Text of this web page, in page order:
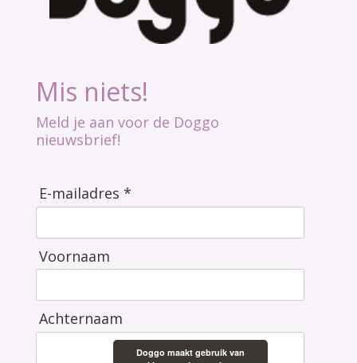
Mis niets!
Meld je aan voor de Doggo
nieuwsbrief!
E-mailadres *
Voornaam
Achternaam
Doggo maakt gebruik van